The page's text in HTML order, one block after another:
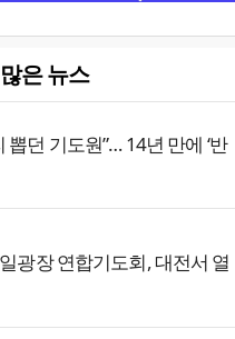
은 뉴스
뽑던 기도원”… 14년 만에 ‘반
광장 연합기도회, 대전서 열